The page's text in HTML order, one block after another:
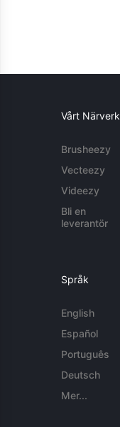
Vårt Närverk
Brusheezy
Vecteezy
Videezy
Bli en
leverantör
Språk
English
Español
Português
Deutsch
Mer...